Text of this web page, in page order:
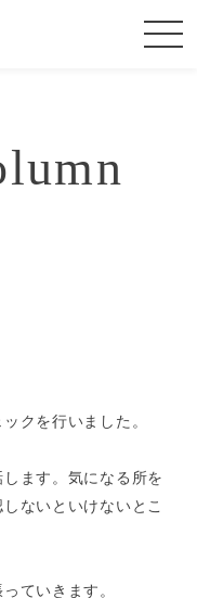
クを行いました。
ます。気になる所を
ないといけないとこ
ていきます。